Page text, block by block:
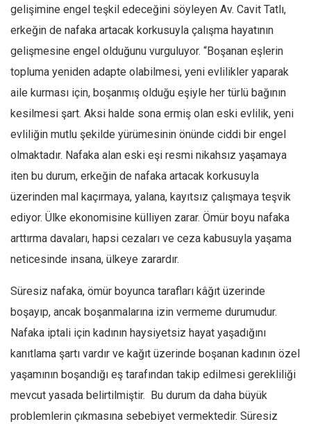
gelişimine engel teşkil edeceğini söyleyen Av. Cavit Tatlı,
erkeğin de nafaka artacak korkusuyla çalışma hayatının
gelişmesine engel olduğunu vurguluyor. “Boşanan eşlerin
topluma yeniden adapte olabilmesi, yeni evlilikler yaparak
aile kurması için, boşanmış olduğu eşiyle her türlü bağının
kesilmesi şart. Aksi halde sona ermiş olan eski evlilik, yeni
evliliğin mutlu şekilde yürümesinin önünde ciddi bir engel
olmaktadır. Nafaka alan eski eşi resmi nikahsız yaşamaya
iten bu durum, erkeğin de nafaka artacak korkusuyla
üzerinden mal kaçırmaya, yalana, kayıtsız çalışmaya teşvik
ediyor. Ülke ekonomisine külliyen zarar. Ömür boyu nafaka
arttırma davaları, hapsi cezaları ve ceza kabusuyla yaşama
neticesinde insana, ülkeye zarardır.
Süresiz nafaka, ömür boyunca tarafları kâğıt üzerinde
boşayıp, ancak boşanmalarına izin vermeme durumudur.
Nafaka iptali için kadının haysiyetsiz hayat yaşadığını
kanıtlama şartı vardır ve kağıt üzerinde boşanan kadının özel
yaşamının boşandığı eş tarafından takip edilmesi gerekliliği
mevcut yasada belirtilmiştir. Bu durum da daha büyük
problemlerin çıkmasına sebebiyet vermektedir. Süresiz